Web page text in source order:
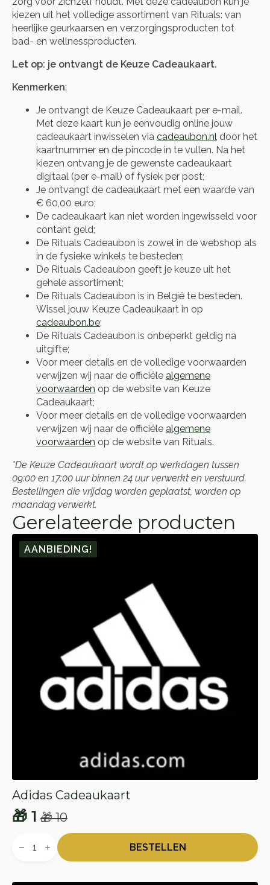
kiezen uit het volledige assortiment van Rituals: van
heerlijke geurkaarsen en verzorgingsproducten tot
bad- en wellnessproducten.
Let op: je ontvangt de Keuze Cadeaukaart.
Kenmerken:
Je ontvangt de Keuze Cadeaukaart per e-mail.
Met deze kaart kun je eenvoudig online jouw
cadeaukaart inwisselen via cadeaubon.nl door het
kaartnummer en de pincode in te vullen. Na het
kiezen ontvang je de gewenste cadeaukaart
digitaal (per e-mail) of fysiek per post;
Je ontvangt de cadeaukaart met een waarde van
€ 60,00 euro;
De cadeaukaart kan niet worden ingewisseld voor
contant geld;
De Rituals Cadeaubon is zowel in de webshop als
in de fysieke winkels te besteden;
De Rituals Cadeaubon geeft je keuze uit het
gehele assortiment;
De Rituals Cadeaubon is in België te besteden.
Wissel jouw Keuze Cadeaukaart in op
cadeaubon.be;
De Rituals Cadeaubon is onbeperkt geldig na
uitgifte;
Voor meer details en de volledige voorwaarden
verwijzen wij naar de officiële algemene
voorwaarden op de website van Keuze
Cadeaukaart;
Voor meer details en de volledige voorwaarden
verwijzen wij naar de officiële algemene
voorwaarden op de website van Rituals.
*De Keuze Cadeaukaart wordt op werkdagen tussen
09:00 en 17:00 uur binnen 24 uur verwerkt en verstuurd.
Bestellingen die vrijdag worden geplaatst, worden op
maandag verwerkt.
Gerelateerde producten
AANBIEDING!
Adidas Cadeaukaart
🎁10
Oorspronkelijke
prijs
🎁 10.
🎁 1
Huidige
prijs
🎁 1.
Cadeaukaart
BESTELLEN